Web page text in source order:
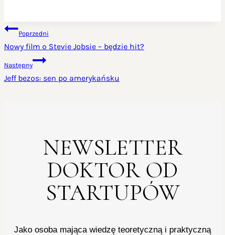
NAWIGACJA
WPISU
Poprzedni
Nowy film o Stevie Jobsie – będzie hit?
Następny
Jeff bezos: sen po amerykańsku
NEWSLETTER
DOKTOR OD
STARTUPÓW
Jako osoba mająca wiedzę teoretyczną i praktyczną